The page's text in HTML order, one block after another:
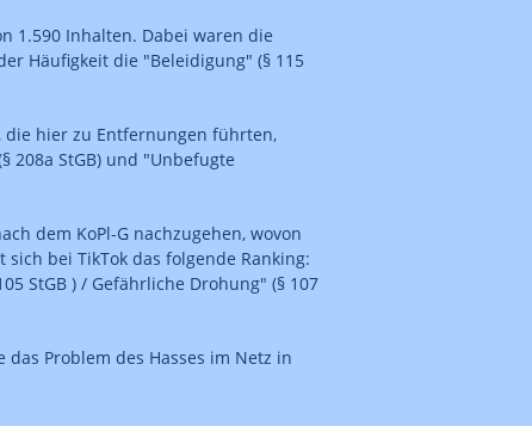
1.590 Inhalten. Dabei waren die
Häufigkeit die "Beleidigung" (§ 115
die hier zu Entfernungen führten,
208a StGB) und "Unbefugte
dem KoPl-G nachzugehen, wovon
bei TikTok das folgende Ranking:
StGB ) / Gefährliche Drohung" (§ 107
Problem des Hasses im Netz in